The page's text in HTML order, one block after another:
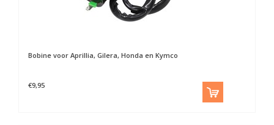
Bobine voor Aprillia, Gilera, Honda en Kymco
€9,95